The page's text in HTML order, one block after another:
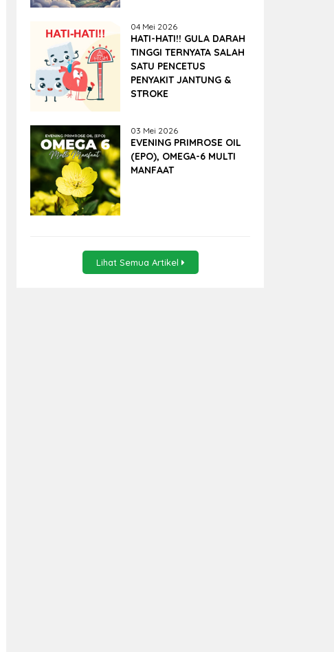
04 Mei 2026
HATI-HATI!! GULA DARAH
TINGGI TERNYATA SALAH
SATU PENCETUS
PENYAKIT JANTUNG &
STROKE
03 Mei 2026
EVENING PRIMROSE OIL
(EPO), OMEGA-6 MULTI
MANFAAT
Lihat Semua Artikel